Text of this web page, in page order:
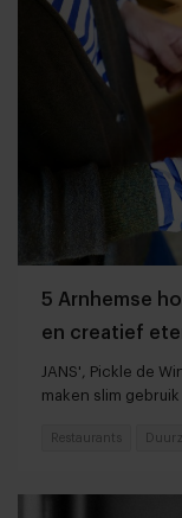
5 Arnhemse
en creatief
JANS', Pickle de
maken slim
Restaurants